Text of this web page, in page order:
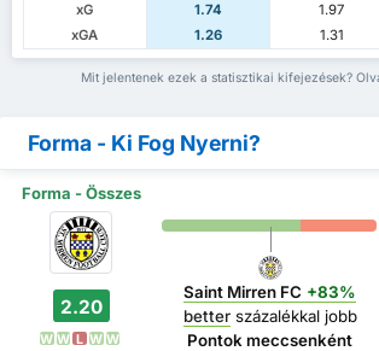
xG
1.74 1.97
xGA
1.26 1.31
Mit jelentenek ezek a statisztikai kifejezések?
Forma - Ki Fog Nyerni?
Forma - Összes
2.20
W W L W W
Saint Mirren FC +83%
betterszázalékkal jobb
Pontok meccsenként